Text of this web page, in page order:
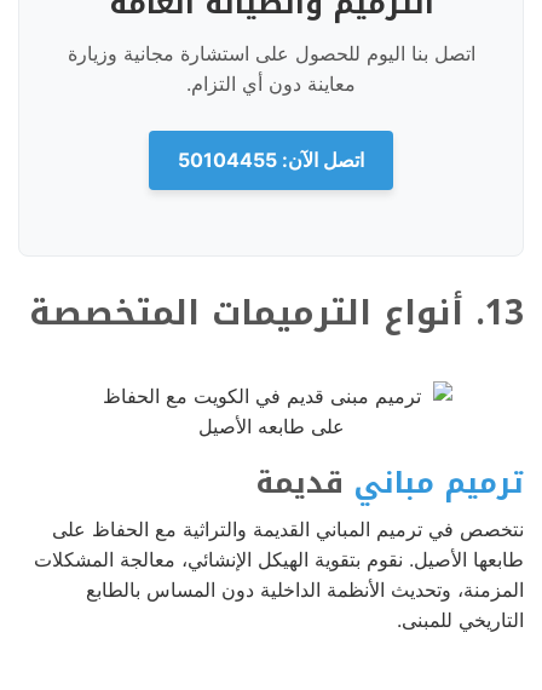
اتصل بنا اليوم للحصول على استشارة مجانية وزيارة
معاينة دون أي التزام.
اتصل الآن: 50104455
13. أنواع الترميمات المتخصصة
ترميم مباني قديمة
نتخصص في ترميم المباني القديمة والتراثية مع الحفاظ على
طابعها الأصيل. نقوم بتقوية الهيكل الإنشائي، معالجة المشكلات
المزمنة، وتحديث الأنظمة الداخلية دون المساس بالطابع
التاريخي للمبنى.